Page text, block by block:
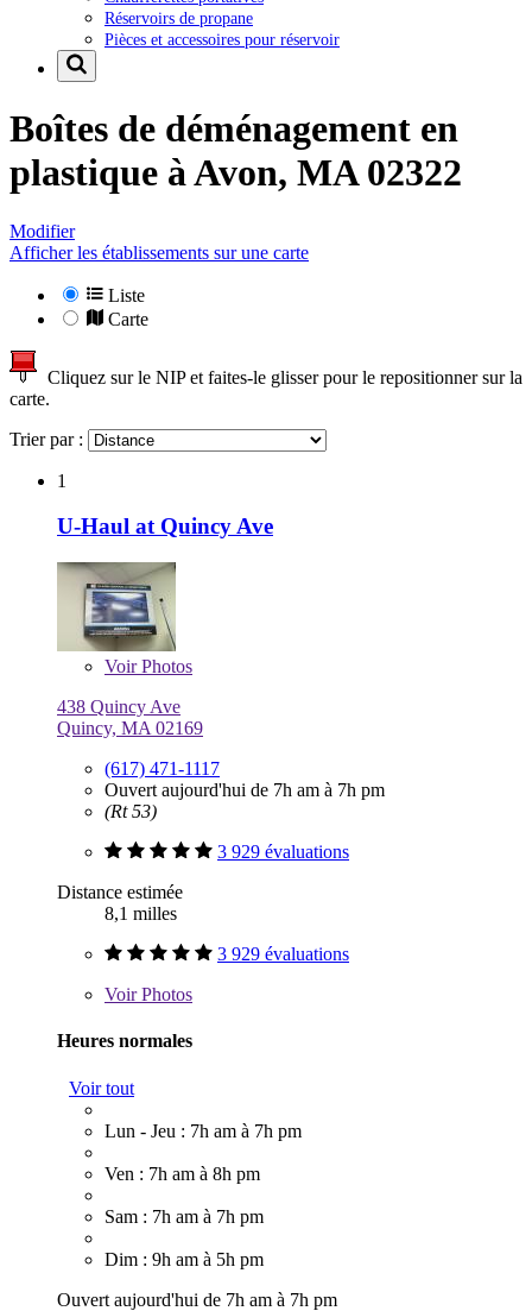
Réservoirs de propane
Pièces et accessoires pour réservoir
Boîtes de déménagement en
plastique àAvon, MA 02322
Modifier
Afficher les établissements sur une carte
Liste
Carte
Cliquez sur le NIP et faites-le glisser pour le repositionner sur la
carte.
Trier par :
1
U-Haul at Quincy Ave
VoirPhotos
438 Quincy Ave
Quincy, MA 02169
(617) 471-1117
Ouvert aujourd'hui de 7h am à 7h pm
(Rt 53)
3 929 évaluations
Distance estimée
8,1 milles
3 929 évaluations
VoirPhotos
Heures normales
Voir tout
Lun - Jeu : 7h am à 7h pm
Ven : 7h am à 8h pm
Sam : 7h am à 7h pm
Dim : 9h am à 5h pm
Ouvert aujourd'hui de 7h am à 7h pm